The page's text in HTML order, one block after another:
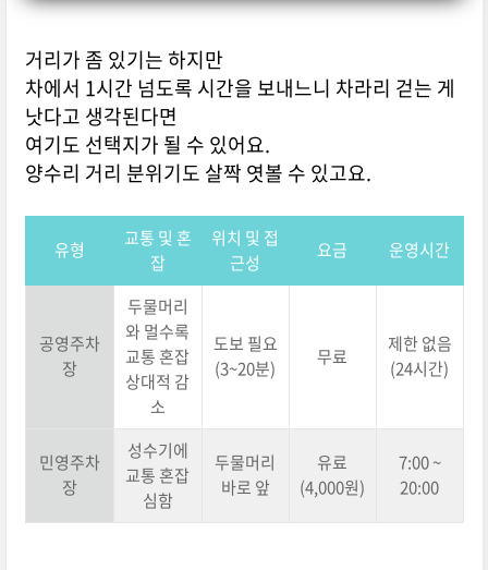
거리가 좀 있기는 하지만
차에서 1시간 넘도록 시간을 보내느니 차라리 걷는 게
낫다고 생각된다면
여기도 선택지가 될 수 있어요.
양수리 거리 분위기도 살짝 엿볼 수 있고요.
유형
교통 및 혼
잡
위치 및 접
근성
요금 운영시간
공영주차
장
두물머리
와 멀수록
교통 혼잡
상대적 감
소
도보 필요
(3~20분)
무료
제한 없음
(24시간)
민영주차
장
성수기에
교통 혼잡
심함
두물머리
바로 앞
유료
(4,000원)
7:00 ~
20:00